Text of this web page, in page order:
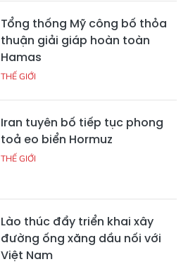
Tổng thống Mỹ công bố thỏa
thuận giải giáp hoàn toàn
Hamas
THẾ GIỚI
Iran tuyên bố tiếp tục phong
toả eo biển Hormuz
THẾ GIỚI
Lào thúc đẩy triển khai xây
đường ống xăng dầu nối với
Việt Nam